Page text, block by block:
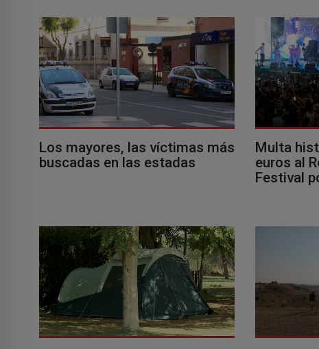
Los mayores, las víctimas más
buscadas en las estadas
Multa
euros al
Festival